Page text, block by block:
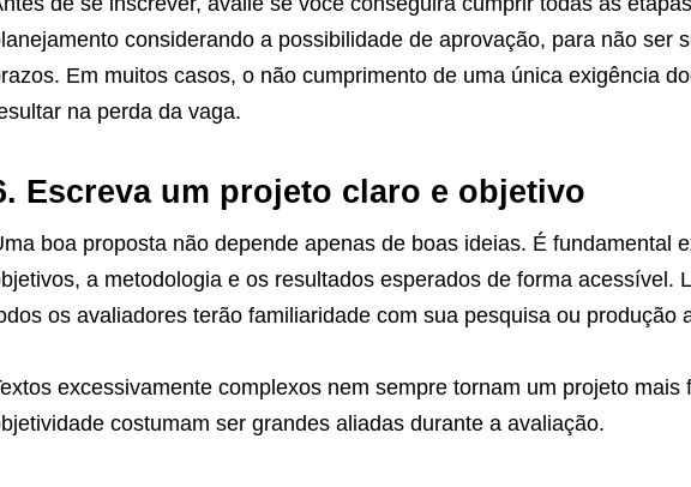
considerando a possibilidade de aprovação, para não ser
Em muitos casos, o não cumprimento de uma única exigência
na perda da vaga.
Escreva um projeto claro e objetivo
boa proposta não depende apenas de boas ideias. É fundamental
a metodologia e os resultados esperados de forma acessível.
os avaliadores terão familiaridade com sua pesquisa ou produção
excessivamente complexos nem sempre tornam um projeto mais
costumam ser grandes aliadas durante a avaliação.